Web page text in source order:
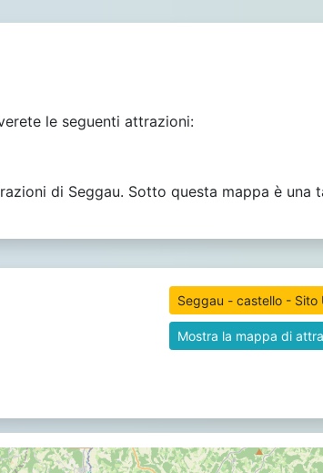
le seguenti attrazioni:
di Seggau. Sotto questa mappa è
Seggau - castello - Sito
Mostra la mappa di